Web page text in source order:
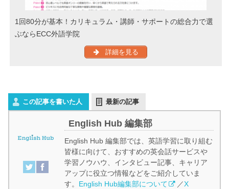
1回80分が基本！カリキュラム・講師・サポートの総合力で選
ぶならECC外語学院
詳細を見る
この記事を書いた人 最新の記事
English Hub 編集部
English Hub 編集部では、英語学習に取り組む
皆様に向けて、おすすめの英会話サービスや
学習ノウハウ、インタビュー記事、キャリア
アップに役立つ情報などをご紹介していま
す。 English Hub編集部について ／X